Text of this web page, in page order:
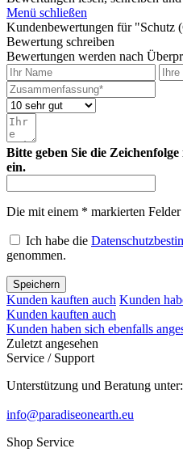
Menü schließen
Kundenbewertungen für "Schutz
Bewertung schreiben
Bewertungen werden nach
Bitte geben Sie die
ein.
Die mit einem * markierten
Ich habe die
genommen.
Speichern
Kunden kauften auch Kunden
Kunden kauften auch
Kunden haben sich ebenfalls
Zuletzt angesehen
Service / Support
Unterstützung und Beratung unter:
info@paradiseonearth.eu
Shop Service